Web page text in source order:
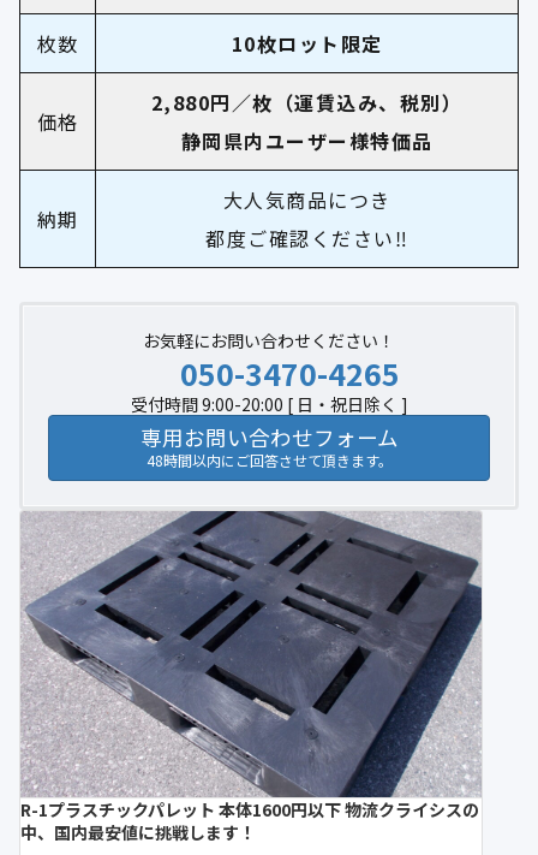
枚数 10枚ロット限定
価格
2,880円／枚（運賃込み、税別）
静岡県内ユーザー様特価品
納期
大人気商品につき
都度ご確認ください‼︎
お気軽にお問い合わせください！
050-3470-4265
受付時間 9:00-20:00 [ 日・祝日除く ]
専用お問い合わせフォーム
48時間以内にご回答させて頂きます。
R-1プラスチックパレット 本体1600円以下 物流クライシスの
中、国内最安値に挑戦します！